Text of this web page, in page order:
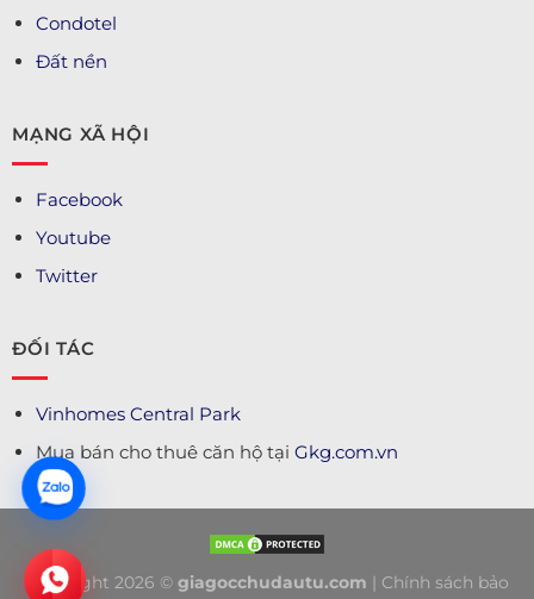
Condotel
Đất nền
MẠNG XÃ HỘI
Facebook
Youtube
Twitter
ĐỐI TÁC
Vinhomes Central Park
Mua bán cho thuê căn hộ tại Gkg.com.vn
Copyright 2026 © giagocchudautu.com | Chính sách bảo